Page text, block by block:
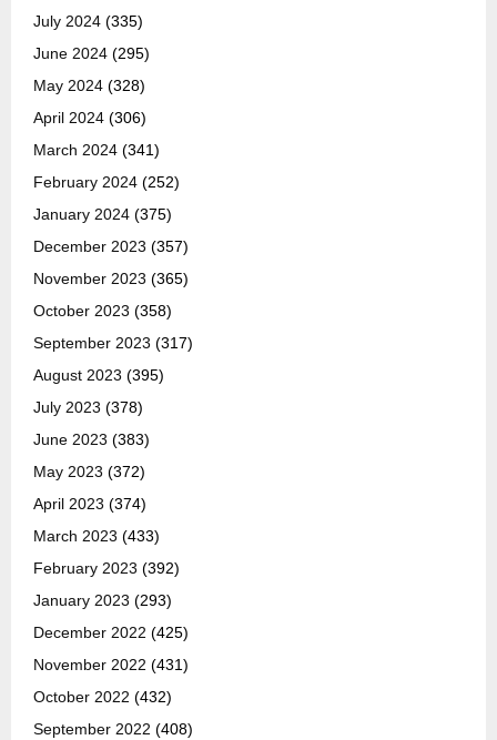
July 2024 (335)
June 2024 (295)
May 2024 (328)
April 2024 (306)
March 2024 (341)
February 2024 (252)
January 2024 (375)
December 2023 (357)
November 2023 (365)
October 2023 (358)
September 2023 (317)
August 2023 (395)
July 2023 (378)
June 2023 (383)
May 2023 (372)
April 2023 (374)
March 2023 (433)
February 2023 (392)
January 2023 (293)
December 2022 (425)
November 2022 (431)
October 2022 (432)
September 2022 (408)